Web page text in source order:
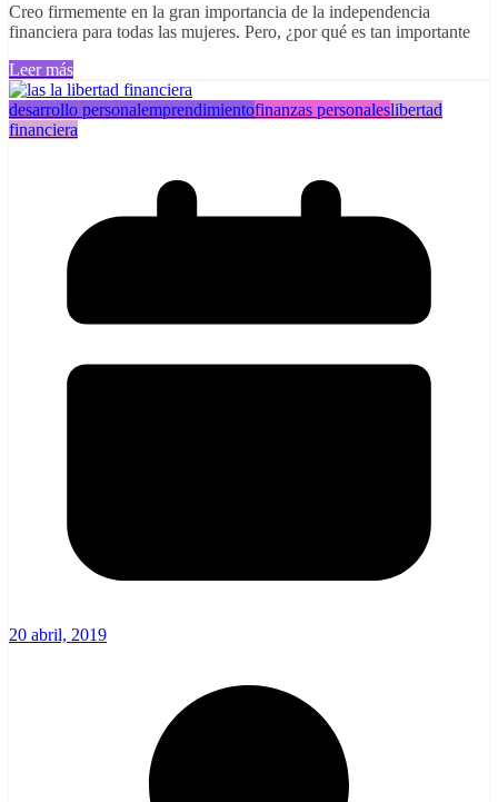
Creo firmemente en la gran importancia de la independencia
financiera para todas las mujeres. Pero, ¿por qué es tan importante
Leer más
desarrollo personalemprendimientofinanzas personaleslibertad
financiera
20 abril, 2019